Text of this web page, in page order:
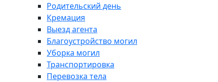
Родительский день
Кремация
Выезд агента
Благоустройство могил
Уборка могил
Транспортировка
Перевозка тела